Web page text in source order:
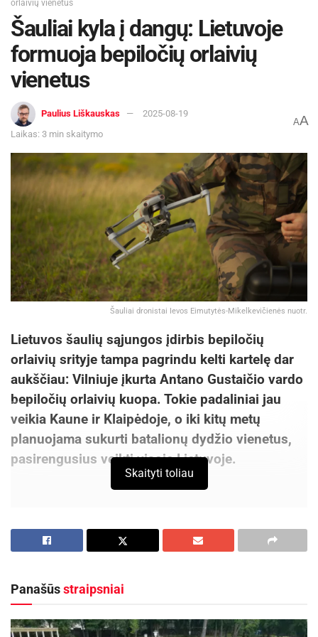
orlaivių vienetus
Šauliai kyla į dangų: Lietuvoje
formuoja bepiločių orlaivių
vienetus
Paulius Liškauskas
2025-08-19
Laikas: 3 min skaitymo
AA
Šauliai dronistai Ievos Eimutytės-Mikelkevičienės nuotr.
Lietuvos šaulių sąjungos įdirbis bepiločių
orlaivių srityje tampa pagrindu kelti kartelę dar
aukščiau: Vilniuje įkurta Antano Gustaičio vardo
bepiločių orlaivių kuopa. Tokie padaliniai jau
veikia Kaune ir Klaipėdoje, o iki kitų metų
planuojama sukurti batalionų dydžio vienetus,
pasirengusius veikti visoje Lietuvoje.
Nauja kuopa – investicija į ateitį
situacijoms reikia iš anksto, nes atėjus dienai X
nebus laiko mokytis, todėl renkasi veikti jau
dabar, kurdami modernias bepiločių orlaivių
Skaityti toliau
Panašūsstraipsniai